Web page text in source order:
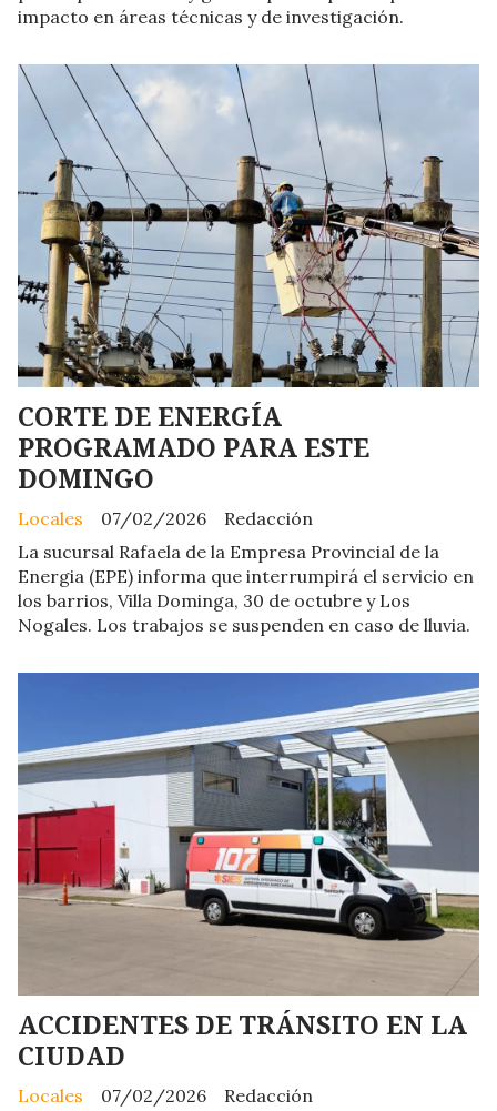
impacto en áreas técnicas y de investigación.
CORTE DE ENERGÍA
PROGRAMADO PARA ESTE
DOMINGO
Redacción
Locales
07/02/2026
La sucursal Rafaela de la Empresa Provincial de la
Energia (EPE) informa que interrumpirá el servicio en
los barrios, Villa Dominga, 30 de octubre y Los
Nogales. Los trabajos se suspenden en caso de lluvia.
ACCIDENTES DE TRÁNSITO EN LA
CIUDAD
Redacción
Locales
07/02/2026